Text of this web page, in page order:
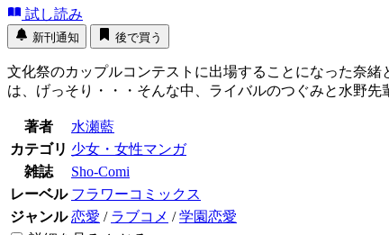
試し読み
新刊通知 後で買う
文化祭のカップルコンテストに出場することになった奈
は、げっそり・・・そんな中、ライバルのつぐみと水野
著者
水瀬藍
カテゴリ 少女・女性マンガ
雑誌
Sho-Comi
レーベル フラワーコミックス
ジャンル 恋愛 / ラブコメ /学園恋愛